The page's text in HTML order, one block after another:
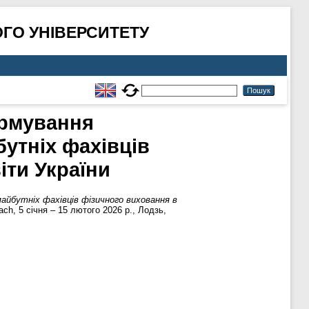
УНІВЕРСИТЕТУ
фахівців
України
фахівців фізичного виховання в
5 січня – 15 лютого 2026 р., Лодзь,